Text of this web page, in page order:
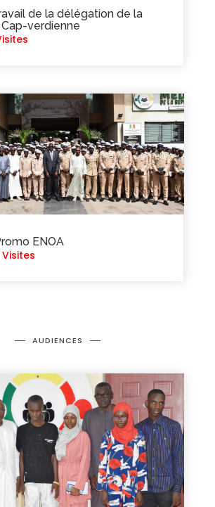
de la délégation de la
verdienne
ENOA
Visites
AUDIENCES